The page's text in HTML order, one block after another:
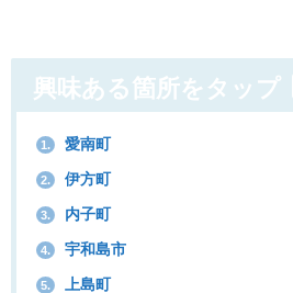
興味ある箇所をタップ
1. 愛南町
2. 伊方町
3. 内子町
4. 宇和島市
5. 上島町